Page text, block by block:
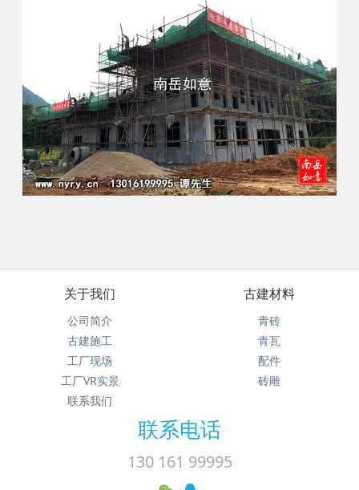
关于我们
公司简介
古建施工
工厂现场
工厂VR实景
联系我们
古建材料
青砖
青瓦
配件
砖雕
联系电话
130 161 99995